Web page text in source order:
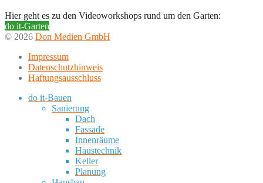
Hier geht es zu den Videoworkshops rund um den Garten:
do it-Garten
© 2026 Don Medien GmbH
Impressum
Datenschutzhinweis
Haftungsausschluss
do it-Bauen
Sanierung
Dach
Fassade
Innenräume
Haustechnik
Keller
Planung